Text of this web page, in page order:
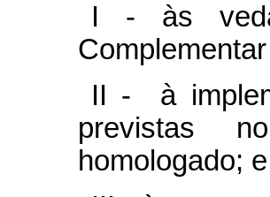
I - às
II - à
previstas
homologado; e